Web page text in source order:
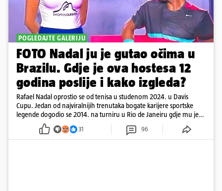
POGLEDAJTE GALERIJU
FOTO Nadal ju je gutao očima u
Brazilu. Gdje je ova hostesa 12
godina poslije i kako izgleda?
Rafael Nadal oprostio se od tenisa u studenom 2024. u Davis
Cupu. Jedan od najviralnijih trenutaka bogate karijere sportske
legende dogodio se 2014. na turniru u Rio de Janeiru gdje mu je
pažnju odvlačila ljepotica iza klupe
31 96